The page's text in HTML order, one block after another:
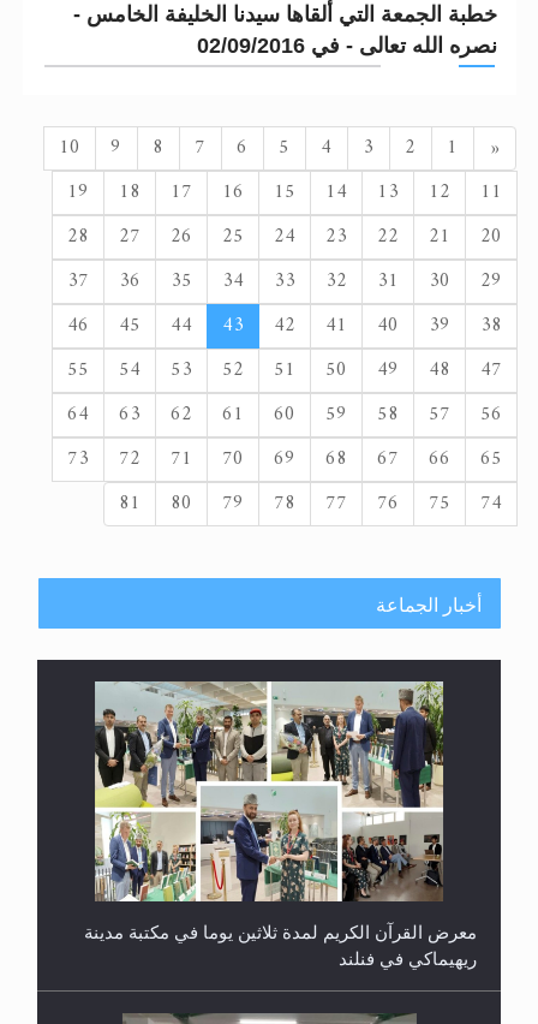
خطبة الجمعة التي ألقاها سيدنا الخليفة الخامس -
نصره الله تعالى - في 02/09/2016
« السابق1
2
3
4
5
6
7
8
9
10
11
12
13
14
15
16
17
18
19
20
21
22
23
24
25
26
27
28
29
30
31
32
33
34
35
36
37
38
39
40
41
42
43
44
45
46
47
48
49
50
51
52
53
54
55
56
57
58
59
60
61
62
63
64
65
66
67
68
69
70
71
72
73
74
75
76
77
78
79
80
81
أخبار الجماعة
معرض القرآن الكريم لمدة ثلاثين يوما في مكتبة مدينة
ريهيماكي في فنلند